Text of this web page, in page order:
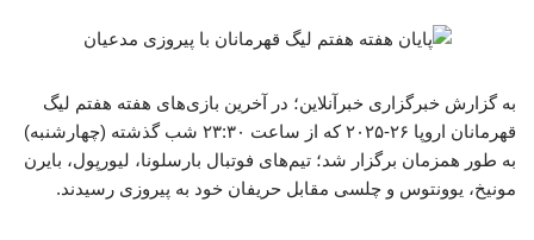
به گزارش خبرگزاری خبرآنلاین؛ در آخرین بازی‌های هفته هفتم لیگ
قهرمانان اروپا ۲۶-۲۰۲۵ که از ساعت ۲۳:۳۰ شب گذشته (چهارشنبه)
به طور همزمان برگزار شد؛ تیم‌های فوتبال بارسلونا، لیورپول، بایرن
مونیخ، یوونتوس و چلسی مقابل حریفان خود به پیروزی رسیدند.